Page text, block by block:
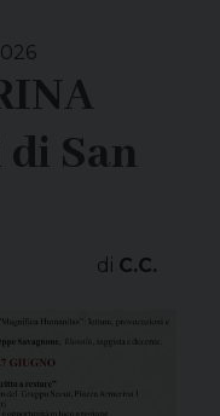
San
di C.C.